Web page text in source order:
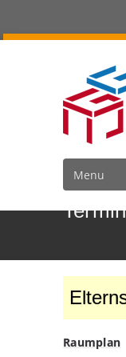
Raumplan